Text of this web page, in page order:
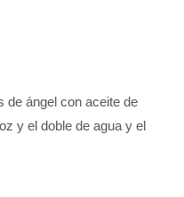
de ángel con aceite de
y el doble de agua y el